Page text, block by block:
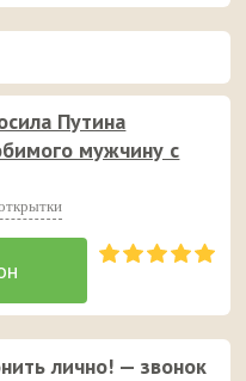
Путина
мужчину с
лично! — звонок